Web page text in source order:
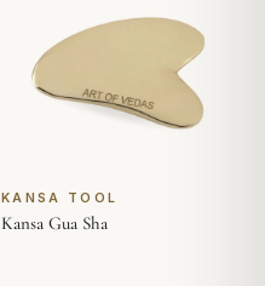
KANSA TOOL
Kansa Gua Sha